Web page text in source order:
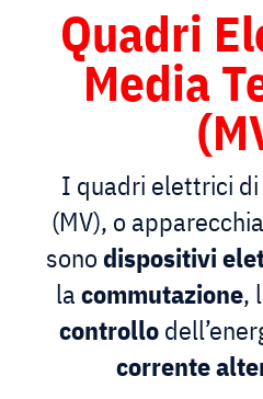
Quadri
Media
I quadri elettrici di
(MV), o
sono dispositivi
lacommutazione,
controllo
corrente